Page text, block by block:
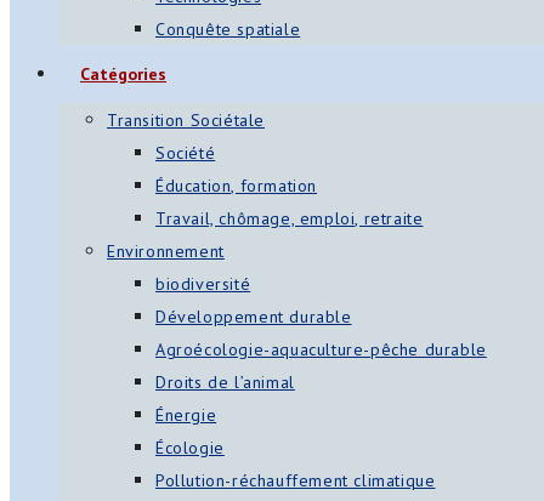
Conquête spatiale
Catégories
Transition Sociétale
Société
Éducation, formation
Travail, chômage, emploi, retraite
Environnement
biodiversité
Développement durable
Agroécologie-aquaculture-pêche durable
Droits de l’animal
Énergie
Écologie
Pollution-réchauffement climatique